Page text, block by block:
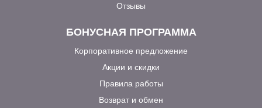
Отзывы
БОНУСНАЯ ПРОГРАММА
Корпоративное предложение
Акции и скидки
Правила работы
Возврат и обмен